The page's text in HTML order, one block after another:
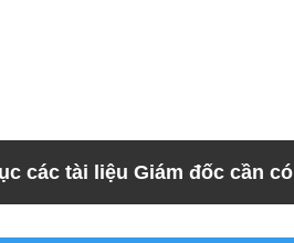
các tài liệu Giám đốc cần có